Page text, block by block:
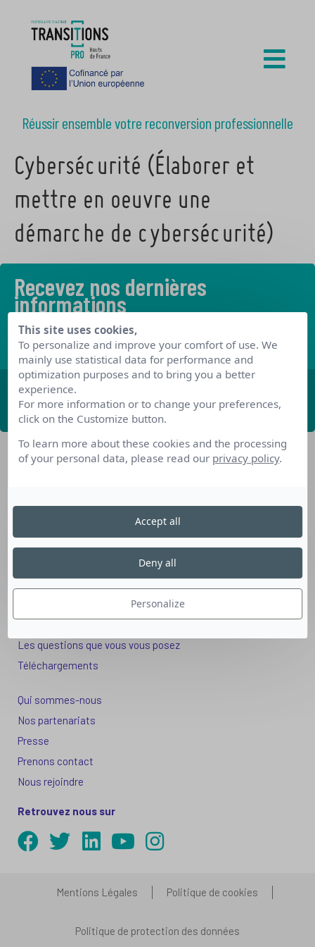
Réussir ensemble votre reconversion professionnelle
Cybersécurité (Élaborer et
mettre en oeuvre une
démarche de cybersécurité)
Recevez nos dernières
informations
Découvrez les derniers articles de notre blog
ABONNEZ-VOUS
Nos solutions aux entreprises
Les questions que vous vous posez
Téléchargements
Qui sommes-nous
Nos partenariats
Presse
Prenons contact
Nous rejoindre
Retrouvez nous sur
Mentions Légales Politique de cookies
Politique de protection des données
This site uses cookies,
To personalize and improve your comfort of use. We
mainly use statistical data for performance and
optimization purposes and to bring you a better
experience.
For more information or to change your preferences,
click on the Customize button.
To learn more about these cookies and the processing
of your personal data, please read our privacy policy.
Personalize
Deny all
Accept all